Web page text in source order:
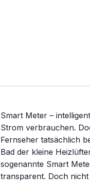
Smart Meter –
Strom verbrauchen.
Fernseher tatsächlich
Bad der kleine
sogenannte Smart
transparent. Doch